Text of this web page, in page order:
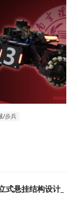
/步兵
悬挂结构设计_